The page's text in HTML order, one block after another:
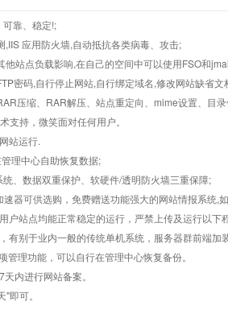
靠、稳定!;
应用防火墙,自动抵抗各类病毒、攻击;
他站点负载影响,在自己的空间中可以使用FSO和
密码,自行停止网站,自行绑定域名,修改网站缺省文
压缩、RAR解压、站点重定向、mime设置、目
支持，微笑面对任何用户。
站运行.
理中心自助恢复数据;
、数据双重保护、软硬件/透明防火墙三重保障;
器可供选购，免费赠送功能强大的网站情报系统,
户站点均能正常稳定的运行，严禁上传及运行以
有别于业内一般的传统单机系统，服务器群前端
理功能，可以自行在管理中心恢复备份。
内进行网站备案。
即可。